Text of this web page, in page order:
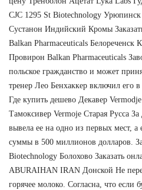
CJC 1295 St Biotechnology Урюпинск
Сустанон Индийский Кромы
Balkan Pharmaceuticals Белореченск
Провирон Balkan Pharmaceuticals
польское гражданство и может
тренер Лео Бенхаккер включил его
Где купить дешево Декавер
Тамоксивер Vermoje Старая Русса За
вывела ее на одно из первых мест,
суммы в 500 миллионов долларов.
Biotechnology Болохово Заказать
ABURAIHAN IRAN Донской Не
горячее молоко. Согласна, что если